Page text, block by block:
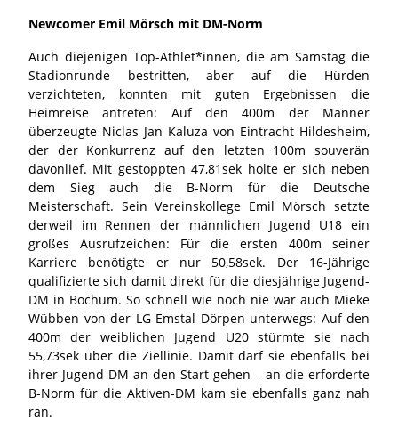
Newcomer Emil Mörsch mit DM-Norm
Auch diejenigen Top-Athlet*innen, die am Samstag die
Stadionrunde bestritten, aber auf die Hürden
verzichteten, konnten mit guten Ergebnissen die
Heimreise antreten: Auf den 400m der Männer
überzeugte Niclas Jan Kaluza von Eintracht Hildesheim,
der der Konkurrenz auf den letzten 100m souverän
davonlief. Mit gestoppten 47,81sek holte er sich neben
dem Sieg auch die B-Norm für die Deutsche
Meisterschaft. Sein Vereinskollege Emil Mörsch setzte
derweil im Rennen der männlichen Jugend U18 ein
großes Ausrufzeichen: Für die ersten 400m seiner
Karriere benötigte er nur 50,58sek. Der 16-Jährige
qualifizierte sich damit direkt für die diesjährige Jugend-
DM in Bochum. So schnell wie noch nie war auch Mieke
Wübben von der LG Emstal Dörpen unterwegs: Auf den
400m der weiblichen Jugend U20 stürmte sie nach
55,73sek über die Ziellinie. Damit darf sie ebenfalls bei
ihrer Jugend-DM an den Start gehen – an die erforderte
B-Norm für die Aktiven-DM kam sie ebenfalls ganz nah
ran.